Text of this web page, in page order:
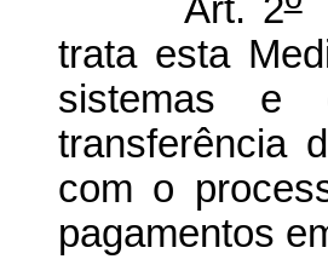
Art. 2
trata esta
sistemas e
transferência
com o
pagamentos